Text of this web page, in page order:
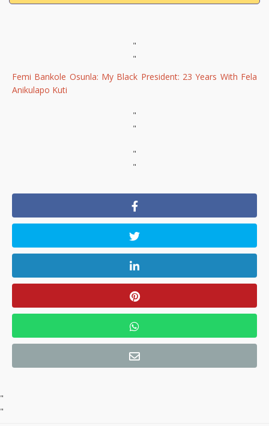
"
"
Femi Bankole Osunla: My Black President: 23 Years With Fela
Anikulapo Kuti
"
"
"
"
"
"